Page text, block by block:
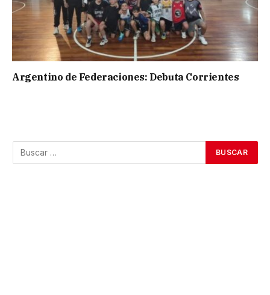
Argentino de Federaciones: Debuta Corrientes